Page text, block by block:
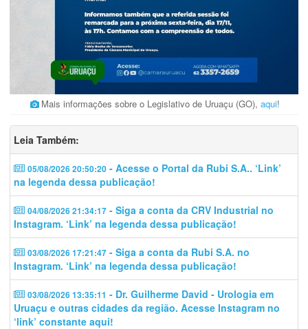
Mais informações sobre o Legislativo de Uruaçu (GO), aqui!
Leia Também:
05/08/2026 20:50:20 - Acesse o Portal da Rubi S.A.. ‘Link’
na legenda dessa publicação!
04/08/2026 21:34:17 - Siga a conta da CRV Industrial no
Instagram. ‘Link’ na legenda dessa publicação!
03/08/2026 17:21:47 - Siga a conta da Rubi S.A. no
Instagram. ‘Link’ na legenda dessa publicação!
03/08/2026 13:35:11 - Dr. Guilherme David - Urologia em
Uruaçu e outras cidades da região. Acesse Instagram no
‘link’ constante aqui!